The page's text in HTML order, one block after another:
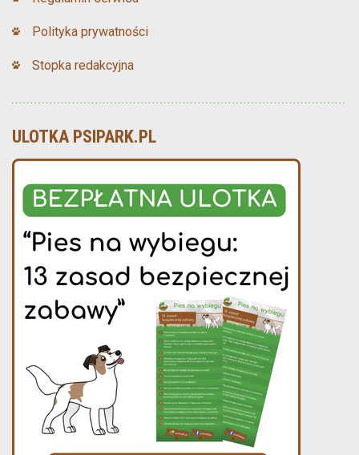
Polityka prywatności
Stopka redakcyjna
ULOTKA PSIPARK.PL